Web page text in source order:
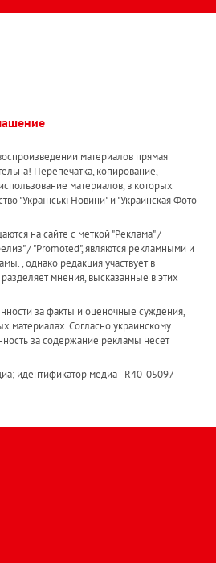
материалов прямая
Перепечатка, копирование,
материалов, в которых
"Українськi Новини" и "Украинская Фото
на сайте с меткой "Реклама" /
/ "Promoted", являются рекламными и
, однако редакция участвует в
мнения, высказанные в этих
за факты и оценочные суждения,
материалах. Согласно украинскому
за содержание рекламы несет
идентификатор медиа - R40-05097